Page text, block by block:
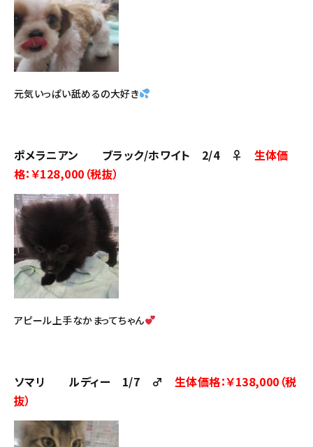
元気いっぱい舐めるの大好き
ポメラニアン ブラック/ホワイト 2/4 ♀ 生体価
格：￥128,000（税抜）
アピール上手なかまってちゃん
ソマリ ルディー 1/7 ♂ 生体価格：￥138,000（税
抜）